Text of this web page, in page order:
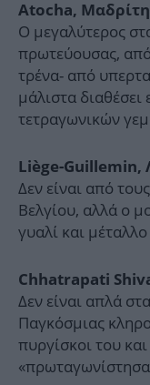
Atocha, Μαδρίτη
Ο μεγαλύτερος
πρωτεύουσας,
τρένα- από
μάλιστα
τετραγωνικών
Liège-Guillemin,
Δεν είναι από
Βελγίου, αλλά ο
γυαλί και
Chhatrapati
Δεν είναι απλά
Παγκόσμιας
πυργίσκοι του